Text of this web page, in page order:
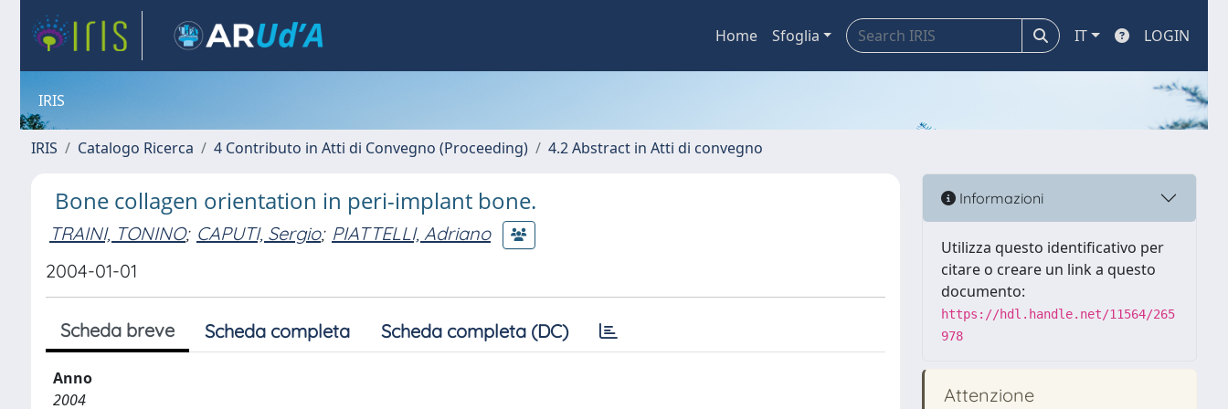
Home Sfoglia IT LOGIN
IRIS
IRIS Catalogo Ricerca 4 Contributo in Atti di Convegno (Proceeding) 4.2 Abstract in Atti di convegno
Bone collagen orientation in peri-implant bone.
TRAINI, TONINO; CAPUTI, Sergio; PIATTELLI, Adriano
2004-01-01
Scheda breve Scheda completa Scheda completa (DC)
Anno
2004
Informazioni
Utilizza questo identificativo per
citare o creare un link a questo
documento:
https://hdl.handle.net/11564/265
978
Attenzione